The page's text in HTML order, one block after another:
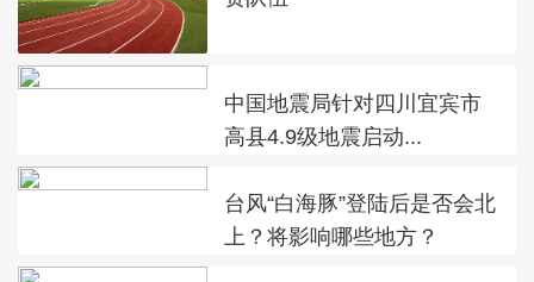
中国地震局针对四川宜宾市
高县4.9级地震启动...
台风“白海豚”登陆后是否会北
上？将影响哪些地方？